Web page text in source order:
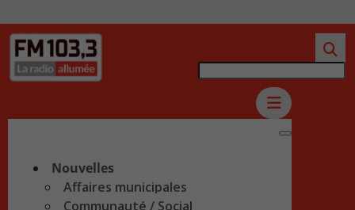
Nouvelles
Affaires municipales
Communauté / Social